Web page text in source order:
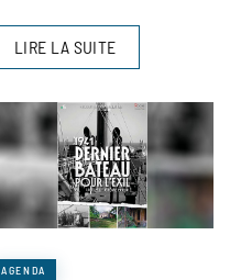
LIRE LA SUITE
AGENDA